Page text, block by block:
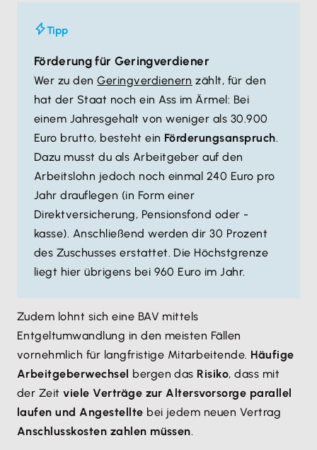
Tipp
Förderung für Geringverdiener
Wer zu denGeringverdienern zählt, für den
hat der Staat noch ein Ass im Ärmel: Bei
einem Jahresgehalt von weniger als 30.900
Euro brutto, besteht ein Förderungsanspruch.
Dazu musst du als Arbeitgeber auf den
Arbeitslohn jedoch noch einmal 240 Euro pro
Jahr drauflegen (in Form einer
Direktversicherung, Pensionsfond oder -
kasse). Anschließend werden dir 30 Prozent
des Zuschusses erstattet. Die Höchstgrenze
liegt hier übrigens bei 960 Euro im Jahr.
Zudem lohnt sich eine BAV mittels
Entgeltumwandlung in den meisten Fällen
vornehmlich für langfristige Mitarbeitende. Häufige
Arbeitgeberwechsel bergen das Risiko, dass mit
der Zeit viele Verträge zur Altersvorsorge parallel
laufen und Angestellte bei jedem neuen Vertrag
Anschlusskosten zahlen müssen.